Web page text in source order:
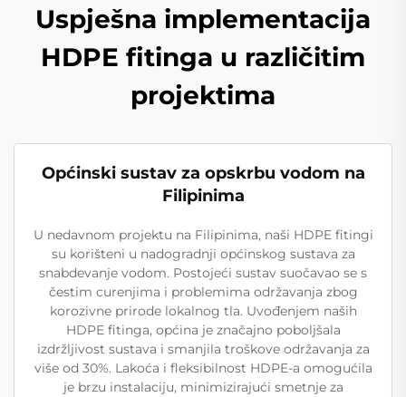
Uspješna implementacija
HDPE fitinga u različitim
projektima
Općinski sustav za opskrbu vodom na
Filipinima
U nedavnom projektu na Filipinima, naši HDPE fitingi
su korišteni u nadogradnji općinskog sustava za
snabdevanje vodom. Postojeći sustav suočavao se s
čestim curenjima i problemima održavanja zbog
korozivne prirode lokalnog tla. Uvođenjem naših
HDPE fitinga, općina je značajno poboljšala
izdržljivost sustava i smanjila troškove održavanja za
više od 30%. Lakoća i fleksibilnost HDPE-a omogućila
je brzu instalaciju, minimizirajući smetnje za